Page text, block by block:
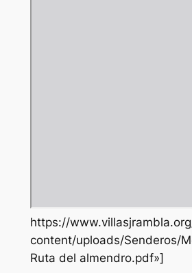
https://
content/uploads/Senderos/
Ruta del almendro.pdf»]